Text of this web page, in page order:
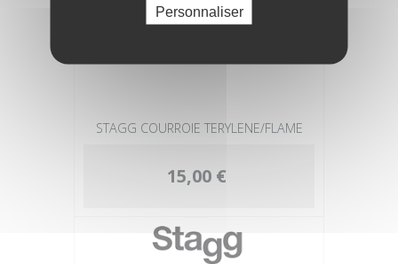
STAGG COURROIE TERYLENE/FLAME
15,00 €
Personnaliser